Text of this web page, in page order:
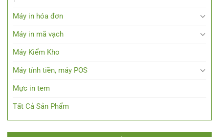
Máy in hóa đơn
Máy in mã vạch
Máy Kiểm Kho
Máy tính tiền, máy POS
Mực in tem
Tất Cả Sản Phẩm